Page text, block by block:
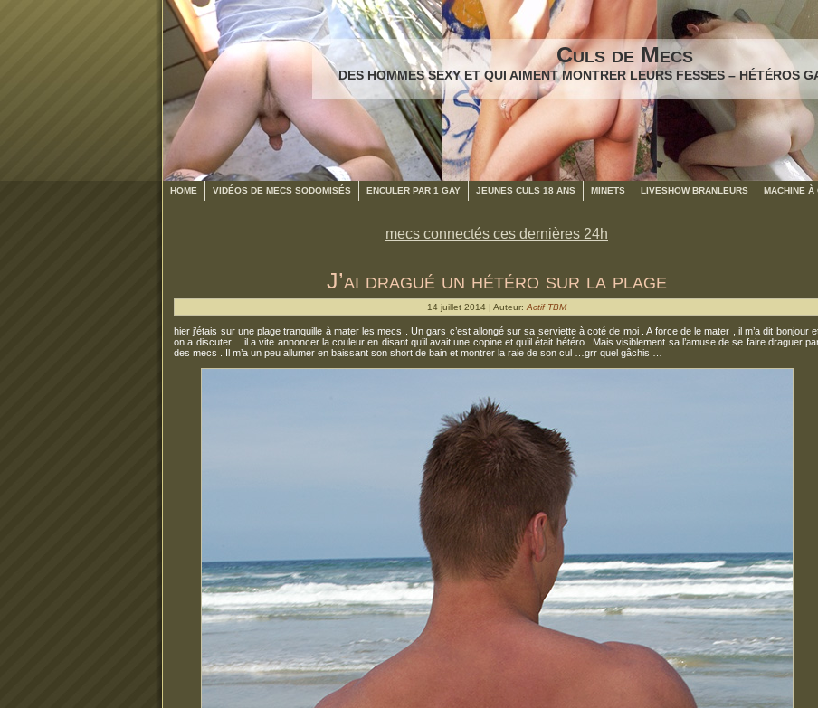
Culs de Mecs
DES HOMMES SEXY ET QUI AIMENT MONTRER LEURS FESSES – HÉTÉROS
HOME VIDÉOS DE MECS SODOMISÉS ENCULER PAR 1 GAY JEUNES CULS 18 ANS MINETS LIVESHOW BRANLEURS MACHINE À
mecs connectés ces dernières 24h
J’ai dragué un hétéro sur la plage
14 juillet 2014 | Auteur: Actif TBM
hier j’étais sur une plage tranquille à mater les mecs . Un gars c’est allongé sur sa serviette à coté de moi . A force de le mater , il m’a dit bonjour
on a discuter …il a vite annoncer la couleur en disant qu’il avait une copine et qu’il était hétéro . Mais visiblement sa l’amuse de se faire draguer
des mecs . Il m’a un peu allumer en baissant son short de bain et montrer la raie de son cul …grr quel gâchis …